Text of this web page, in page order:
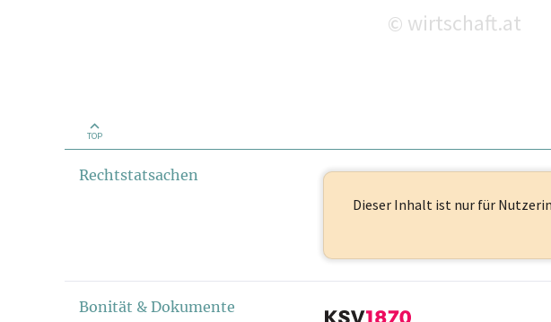
© wirtschaft.at
TOP
Rechtstatsachen
Dieser Inhalt ist nur für
Bonität & Dokumente